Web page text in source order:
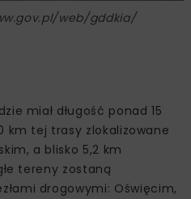
web/gddkia/
miał długość ponad 15
km tej trasy zlokalizowane
a blisko 5,2 km
tereny zostaną
drogowymi: Oświęcim,